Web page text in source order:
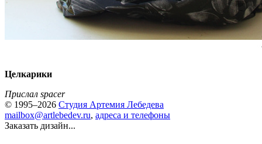
Целкарики
Прислал spacer
© 1995–2026 Студия Артемия Лебедева
mailbox@artlebedev.ru, адреса и телефоны
Заказать дизайн...